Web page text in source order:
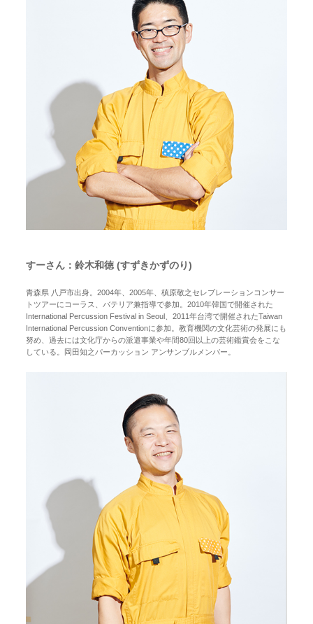
すーさん：鈴木和徳 (すずきかずのり)
青森県 八戸市出身。2004年、2005年、槙原敬之セレブレーションコンサー
トツアーにコーラス、バテリア兼指導で参加。2010年韓国で開催された
International Percussion Festival in Seoul、2011年台湾で開催されたTaiwan
International Percussion Conventionに参加。教育機関の文化芸術の発展にも
努め、過去には文化庁からの派遣事業や年間80回以上の芸術鑑賞会をこな
している。岡田知之パーカッション アンサンブルメンバー。